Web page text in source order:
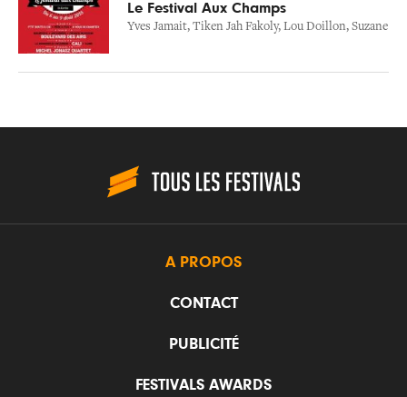
Le Festival Aux Champs
Yves Jamait, Tiken Jah Fakoly, Lou Doillon, Suzane
A PROPOS
CONTACT
PUBLICITÉ
FESTIVALS AWARDS